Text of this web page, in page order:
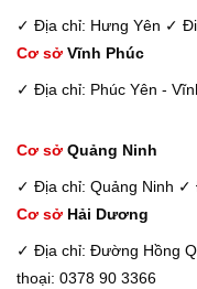
✓ Địa chỉ: Hưng Yên ✓
Cơ sở Vĩnh Phúc
✓ Địa chỉ: Phúc Yên -
Cơ sở Quảng Ninh
✓ Địa chỉ: Quảng Ninh ✓
Cơ sở Hải Dương
✓ Địa chỉ: Đường Hồng
thoại: 0378 90 3366